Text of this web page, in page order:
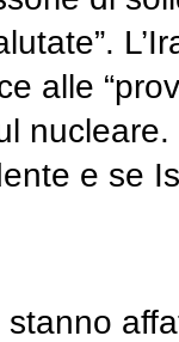
alle
e se